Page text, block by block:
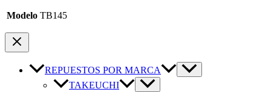
Modelo TB145
REPUESTOS POR MARCA
TAKEUCHI